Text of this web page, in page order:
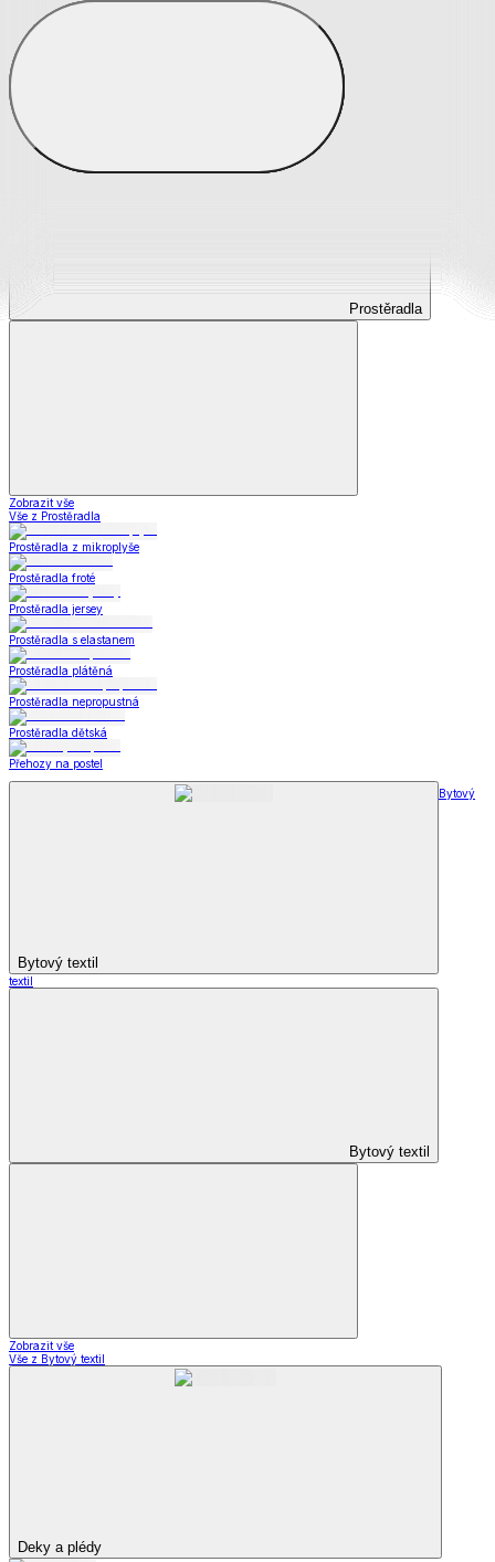
Prostěradla
Prostěradla
Zobrazit vše
Vše z Prostěradla
Prostěradla z mikroplyše
Prostěradla froté
Prostěradla jersey
Prostěradla s elastanem
Prostěradla plátěná
Prostěradla nepropustná
Prostěradla dětská
Přehozy na postel
Bytový textil
Bytový
textil
Bytový textil
Zobrazit vše
Vše z Bytový textil
Deky a plédy